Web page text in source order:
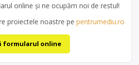
online și ne ocupăm noi de restul!
proiectele noastre pe pentrumediu.ro
formularul online